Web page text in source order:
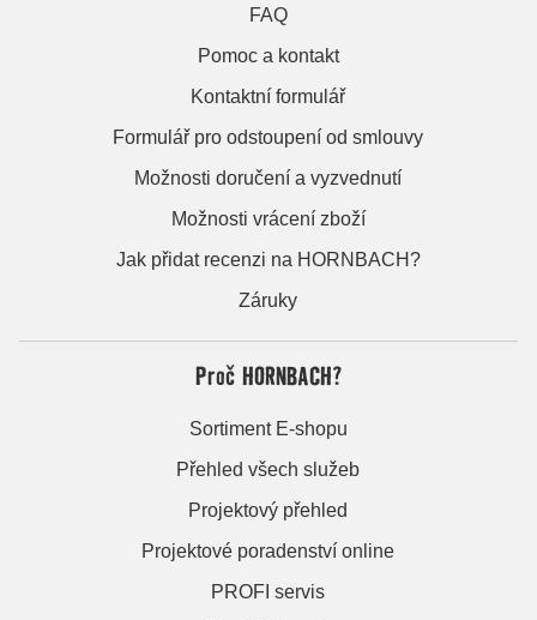
FAQ
Pomoc a kontakt
Kontaktní formulář
Formulář pro odstoupení od smlouvy
Možnosti doručení a vyzvednutí
Možnosti vrácení zboží
Jak přidat recenzi na HORNBACH?
Záruky
Proč HORNBACH?
Sortiment E-shopu
Přehled všech služeb
Projektový přehled
Projektové poradenství online
PROFI servis